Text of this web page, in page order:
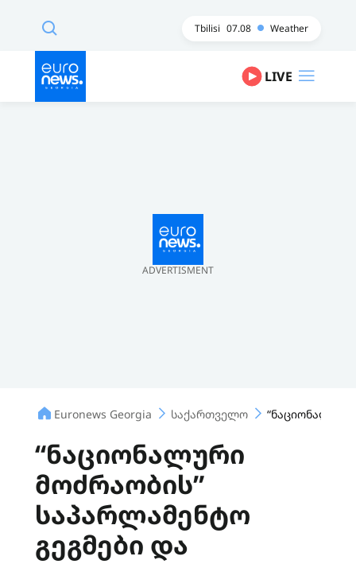
Tbilisi 07.08 Weather
LIVE
ADVERTISMENT
Euronews Georgia საქართველო
“ნაციონალური
მოძრაობის”
საპარლამენტო
გეგმები და